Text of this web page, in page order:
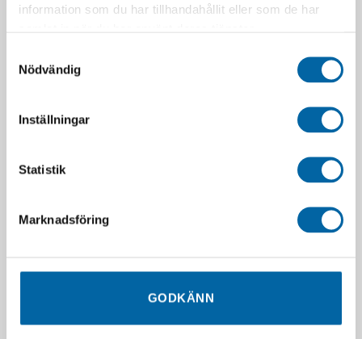
information som du har tillhandahållit eller som de har
Nödvändig
Inställningar
Statistik
Marknadsföring
GODKÄNN